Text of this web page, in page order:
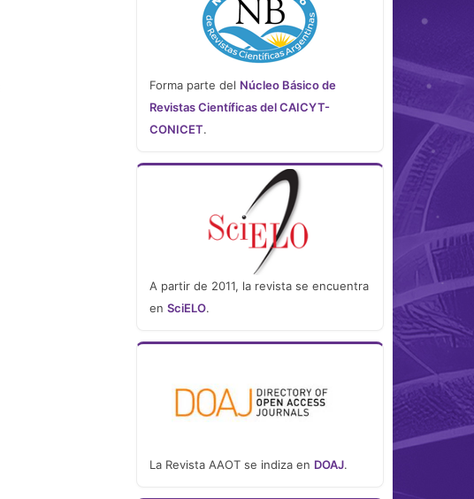
Forma parte del Núcleo Básico de
Revistas Científicas del CAICYT-
CONICET.
A partir de 2011, la revista se encuentra
en SciELO.
La Revista AAOT se indiza en DOAJ.